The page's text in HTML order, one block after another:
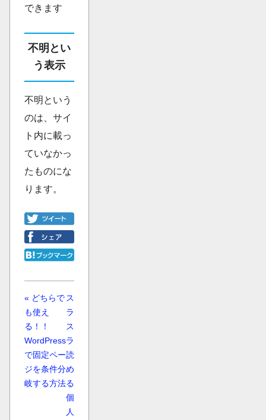
できます
不明とい
う表示
不明という
のは、サイ
ト内に載っ
ていなかっ
たものにな
ります。
« どちらで
も使え
る！！
WordPress
で固定ペー
ジを条件分
岐する方法
ス
ラ
ス
ラ
読
め
る
個
人